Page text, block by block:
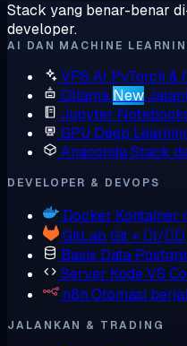
Stack yang benar-benar
developer.
AI DAN MACHINE
VPS AI PyTorch &
Ollama New
Jupyter
GPU Deep
AnacondaStack
DEVELOPER & DEVOPS
Docker Kontainer
GitLab Git + CI/
Basis Data
Server KodeVS
n8n Otomasi
JALANKAN & TRADING